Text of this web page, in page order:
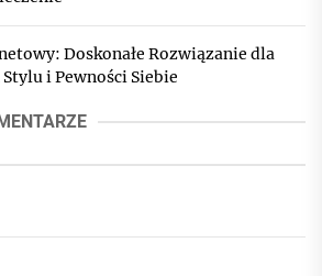
Doskonałe Rozwiązanie dla
i Pewności Siebie